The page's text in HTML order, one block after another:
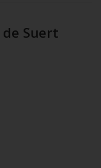
Suert